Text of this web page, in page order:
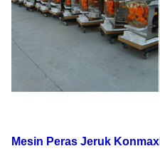
Mesin Peras Jeruk Konmax